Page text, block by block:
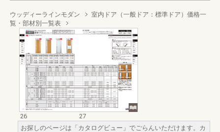
ウッディーラインモダン
室内ドア（一般ドア：標準ドア）価格一
覧・部材別一覧表
26
27
お探しのページは「カタログビュー」でごらんいただけます。カ